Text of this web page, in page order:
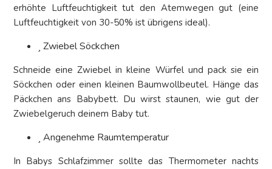
erhöhte Luftfeuchtigkeit tut den Atemwegen gut (eine
Luftfeuchtigkeit von 30-50% ist übrigens ideal).
Zwiebel Söckchen
Schneide eine Zwiebel in kleine Würfel und pack sie ein
Söckchen oder einen kleinen Baumwollbeutel. Hänge das
Päckchen ans Babybett. Du wirst staunen, wie gut der
Zwiebelgeruch deinem Baby tut.
Angenehme Raumtemperatur
In Babys Schlafzimmer sollte das Thermometer nachts